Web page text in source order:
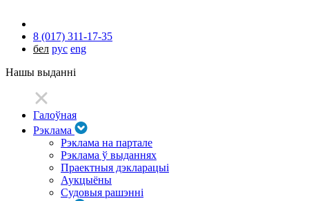
8 (017) 311-17-35
бел рус eng
Нашы выданні
Галоўная
Рэклама
Рэклама на партале
Рэклама ў выданнях
Праектныя дэкларацыі
Аукцыёны
Судовыя рашэнні